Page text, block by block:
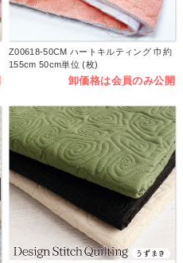
Z00618-50CM ハートキルティング 巾約
155cm 50cm単位 (枚)
卸価格は会員のみ公開